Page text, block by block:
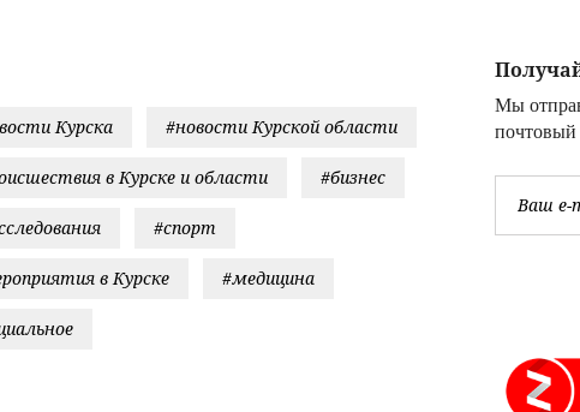
Мы
Курска #новости Курской области
в Курске и области #бизнес
#спорт
в Курске #медицина